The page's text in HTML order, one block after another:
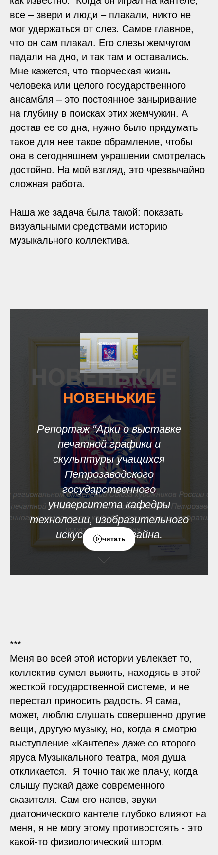
все – звери и люди – плакали, никто не
мог удержаться от слез. Самое главное,
что он сам плакал. Его слезы жемчугом
падали на дно, и так там и оставались.
Мне кажется, что творческая жизнь
человека или целого государственного
ансамбля – это постоянное заныривание
на глубину в поисках этих жемчужин. А
достав ее со дна, нужно было придумать
такое для нее такое обрамление, чтобы
она в сегодняшнем украшении смотрелась
достойно. На мой взгляд, это чрезвычайно
сложная работа.
Наша же задача была такой: показать
визуальными средствами историю
музыкального коллектива.
НОВЕНЬКИЕ
Репортаж "Арки о выставке
печатной графики и
скульптуры учащихся
Петрозаводского
государственного
университета кафедры
технологии, изобразительного
искусства и дизайна.
читать
***
Меня во всей этой истории увлекает то,
коллектив сумел выжить, находясь в этой
жесткой государственной системе, и не
перестал приносить радость. Я сама,
может, люблю слушать совершенно другие
вещи, другую музыку, но, когда я смотрю
выступление «Кантеле» даже со второго
яруса Музыкального театра, моя душа
откликается. Я точно так же плачу, когда
слышу пускай даже современного
сказителя. Сам его напев, звуки
диатонического кантеле глубоко влияют на
меня, я не могу этому противостоять - это
какой-то физиологический шторм.